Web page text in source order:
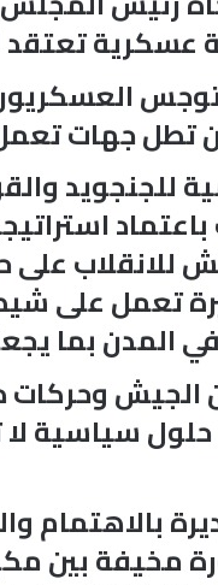
عسكرية
تطل جهات
للجنجويد
للانقلاب
تعمل على
في المدن بما
الجيش
حلول سياسية
بالاهتمام
مخيفة بين